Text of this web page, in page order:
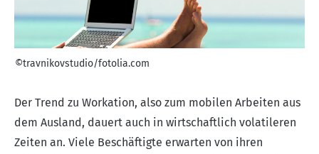
©travnikovstudio/fotolia.com
Der Trend zu Workation, also zum mobilen Arbeiten aus
dem Ausland, dauert auch in wirtschaftlich volatileren
Zeiten an. Viele Beschäftigte erwarten von ihren